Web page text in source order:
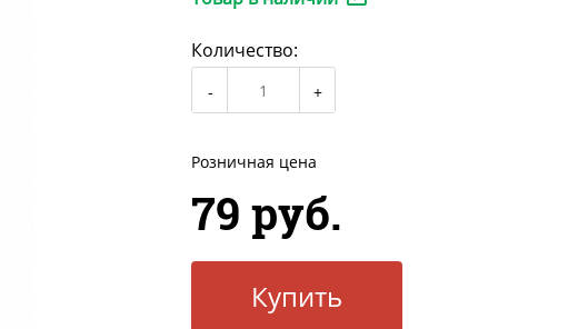
Количество:
Розничная цена
79 руб.
Купить